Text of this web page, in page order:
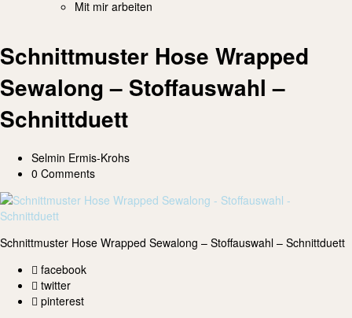
Mit mir arbeiten
Schnittmuster Hose Wrapped
Sewalong – Stoffauswahl –
Schnittduett
Selmin Ermis-Krohs
0 Comments
Schnittmuster Hose Wrapped Sewalong – Stoffauswahl – Schnittduett
facebook
twitter
pinterest